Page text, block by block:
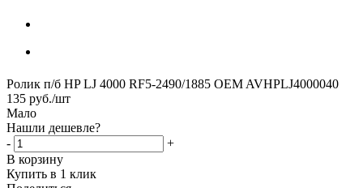
Ролик п/б HP LJ 4000 RF5-2490/1885 OEM AVHPLJ4000040
135 руб./шт
Мало
Нашли дешевле?
-
+
В корзину
Купить в 1 клик